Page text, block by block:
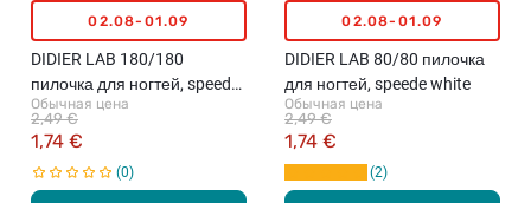
02.08-01.09
DIDIER LAB 180/180
пилочка для ногтей, speedy
zebra
Обычная цена
1,74 €
2,49 €
0
02.08-01.09
DIDIER LAB 80/80 пилочка
для ногтей, speede white
Обычная цена
1,74 €
2,49 €
2